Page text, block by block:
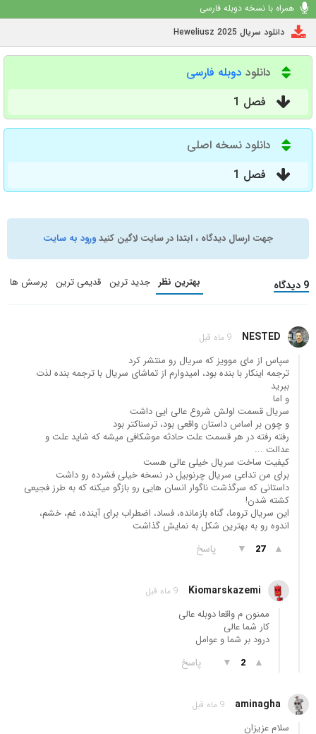
همراه با نسخه دوبله فارسی
دانلود سریال Heweliusz 2025
دانلود دوبله فارسی
فصل 1
دانلود نسخه اصلی
فصل 1
جهت ارسال دیدگاه ، ابتدا در سایت لاگین کنیدورود به سایت
9 دیدگاه بهترین نظر جدید ترین قدیمی ترین پرسش ها
NESTED 9 ماه قبل
سپاس از مای موویز که سریال رو منتشر کرد
ترجمه اینکار با بنده بود، امیدوارم از تماشای سریال با ترجمه بنده لذت
ببرید
و اما
سریال قسمت اولش شروع عالی ایی داشت
و چون بر اساس داستان واقعی بود، ترسناکتر بود
رفته رفته در هر قسمت علت حادثه موشکافی میشه که شاید علت و
عدالت ...
کیفیت ساخت سریال خیلی عالی هست
برای من تداعی سریال چرنوبیل در نسخه خیلی فشرده رو داشت
داستانی که سرگذشت ناگوار انسان هایی رو بازگو میکنه که به طرز فجیعی
کشته شدن!
این سریال تروما، گناه بازمانده، فساد، اضطراب برای آینده، غم، خشم،
اندوه رو به بهترین شکل به نمایش گذاشت
▲
27
▼ پاسخ
Kiomarskazemi 9 ماه قبل
ممنون م واقعا دوبله عالی
کار شما عالی
درود بر شما و عوامل
▲
2
▼ پاسخ
aminagha 9 ماه قبل
سلام عزیزان